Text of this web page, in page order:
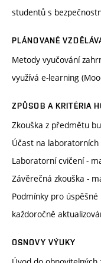
studentů s
PLÁNOVANÉ
Metody vyučování
využívá e-learning
ZPŮSOB A KRITÉRIA
Zkouška z předmětu
Účast na laboratorních
Laboratorní cvičení -
Závěrečná zkouška -
Podmínky pro
každoročně
OSNOVY VÝUKY